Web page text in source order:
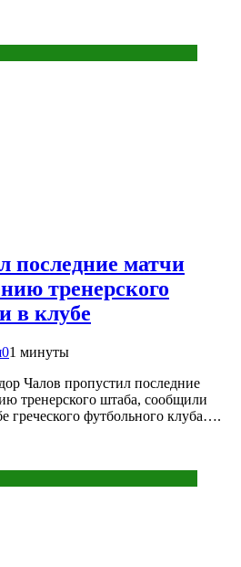
последние матчи
тренерского
в клубе
01 минуты
Чалов пропустил последние
тренерского штаба, сообщили
греческого футбольного клуба….